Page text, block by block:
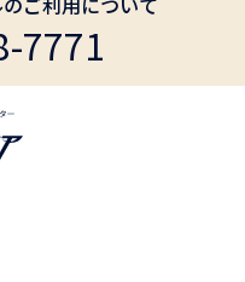
7771